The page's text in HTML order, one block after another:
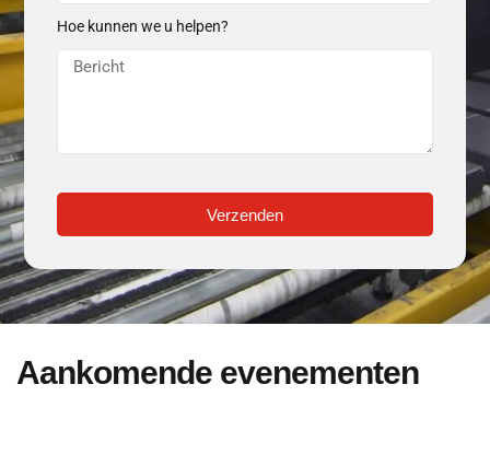
Hoe kunnen we u helpen?
Verzenden
Aankomende evenementen